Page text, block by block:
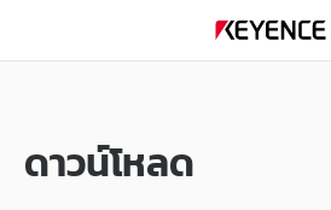
ดาวน์โหลด